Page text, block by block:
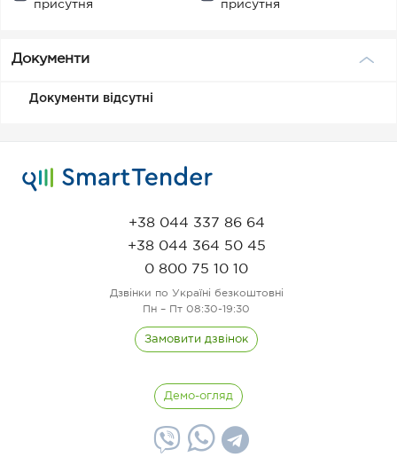
присутня
присутня
Документи
Документи відсутні
+38 044 337 86 64
+38 044 364 50 45
0 800 75 10 10
Дзвінки по Україні безкоштовні
Пн – Пт 08:30-19:30
Замовити дзвінок
Демо-огляд